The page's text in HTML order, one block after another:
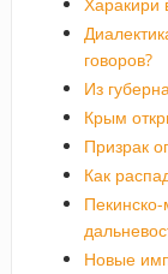
говоров?
Из
Крым
Призрак
Как
Новые